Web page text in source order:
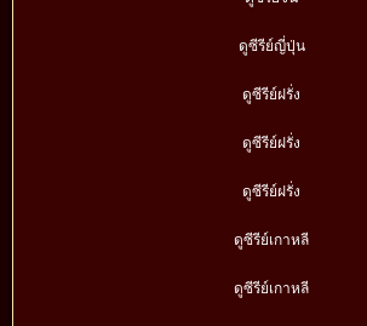
ดูซีรีย์ญี่ปุ่น
ดูซีรีย์ฝรั่ง
ดูซีรีย์ฝรั่ง
ดูซีรีย์ฝรั่ง
ดูซีรีย์เกาหลี
ดูซีรีย์เกาหลี